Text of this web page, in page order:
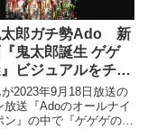
太郎ガチ勢Ado 新
鬼太郎誕生 ゲゲ
ビジュアルをチェ
2023年9月18日放送の
放送『Adoのオールナイ
ン』の中で『ゲゲゲの鬼